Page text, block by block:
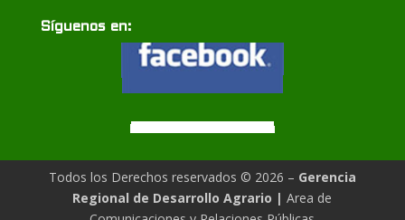
Síguenos en:
Todos los Derechos reservados © 2026 – Gerencia
Regional de Desarrollo Agrario | Area de